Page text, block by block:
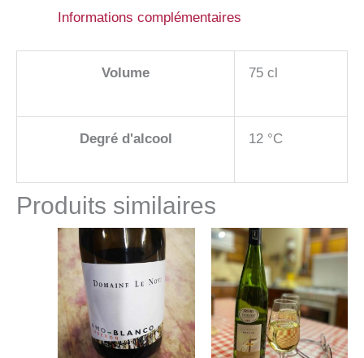
LimouxInformations complémentaires
Volume 75 cl
Degré d'alcool 12 °C
Produits similaires